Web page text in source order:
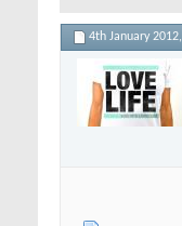
4th January 2012,